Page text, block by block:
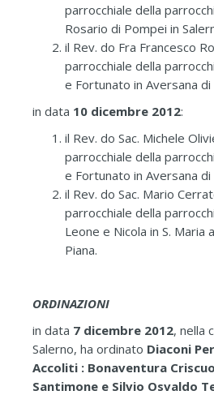
parrocchiale della
Rosario di Pompei in
il Rev. do Fra Francesco
parrocchiale della
e Fortunato in Aversana
in data 10 dicembre 2012:
il Rev. do Sac. Michele
parrocchiale della
e Fortunato in Aversana
il Rev. do Sac. Mario
parrocchiale della
Leone e Nicola in S. Maria
Piana.
ORDINAZIONI
in data 7 dicembre 2012, nella
Salerno, ha ordinato Diaconi
Accoliti : Bonaventura
Santimone e Silvio Osvaldo